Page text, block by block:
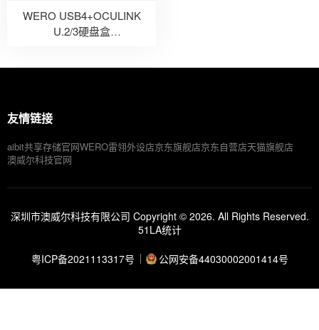
WERO USB4+OCULINK
U.2/3硬盘盒
友情链接
aibit共享存储官网WERO雷翎外设店京东旗舰店京东自营店天猫旗舰店
澳威尔科技官网
深圳市澳威尔科技有限公司 Copyright © 2026. All Rights Reserved.
51LA统计
粤ICP备2021113317号 公网安备44030002001414号